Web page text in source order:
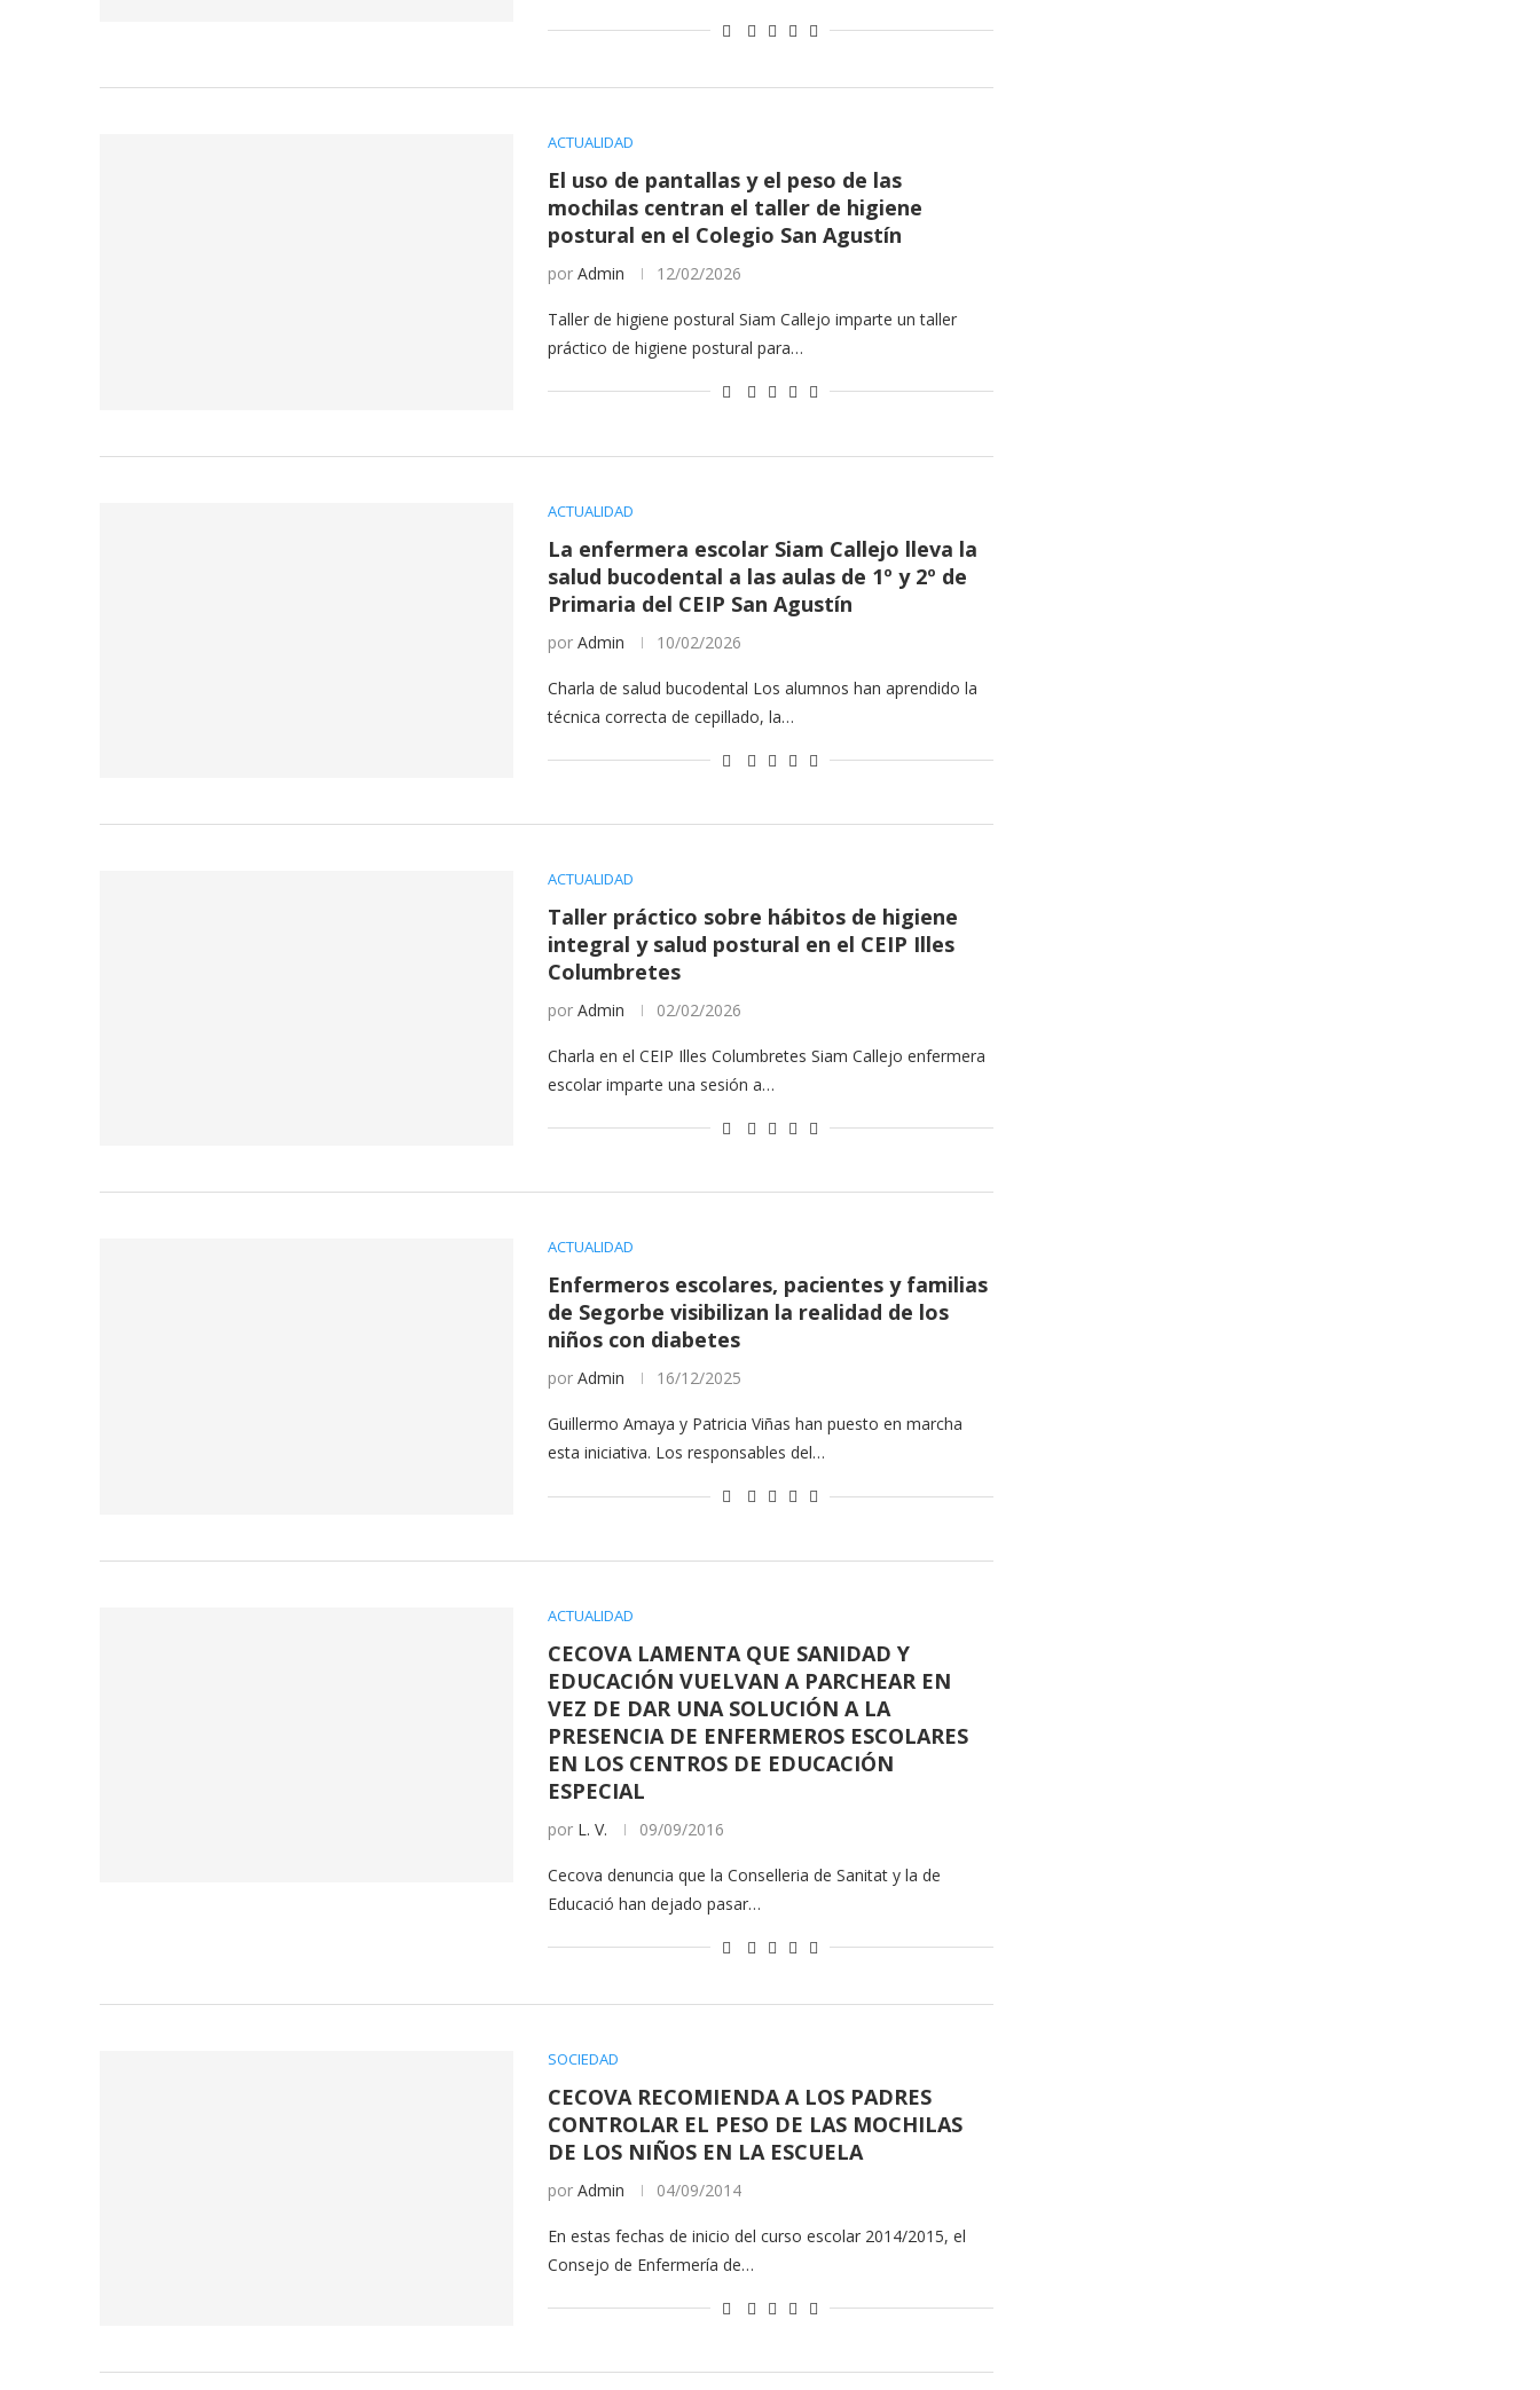
ACTUALIDAD
El uso de pantallas y el peso de las
mochilas centran el taller de higiene
postural en el Colegio San Agustín
por Admin 12/02/2026
Taller de higiene postural Siam Callejo imparte un taller
práctico de higiene postural para…
ACTUALIDAD
La enfermera escolar Siam Callejo lleva la
salud bucodental a las aulas de 1º y 2º de
Primaria del CEIP San Agustín
por Admin 10/02/2026
Charla de salud bucodental Los alumnos han aprendido la
técnica correcta de cepillado, la…
ACTUALIDAD
Taller práctico sobre hábitos de higiene
integral y salud postural en el CEIP Illes
Columbretes
por Admin 02/02/2026
Charla en el CEIP Illes Columbretes Siam Callejo enfermera
escolar imparte una sesión a…
ACTUALIDAD
Enfermeros escolares, pacientes y familias
de Segorbe visibilizan la realidad de los
niños con diabetes
por Admin 16/12/2025
Guillermo Amaya y Patricia Viñas han puesto en marcha
esta iniciativa. Los responsables del…
ACTUALIDAD
CECOVA LAMENTA QUE SANIDAD Y
EDUCACIÓN VUELVAN A PARCHEAR EN
VEZ DE DAR UNA SOLUCIÓN A LA
PRESENCIA DE ENFERMEROS ESCOLARES
EN LOS CENTROS DE EDUCACIÓN
ESPECIAL
por L. V. 09/09/2016
Cecova denuncia que la Conselleria de Sanitat y la de
Educació han dejado pasar…
SOCIEDAD
CECOVA RECOMIENDA A LOS PADRES
CONTROLAR EL PESO DE LAS MOCHILAS
DE LOS NIÑOS EN LA ESCUELA
por Admin 04/09/2014
En estas fechas de inicio del curso escolar 2014/2015, el
Consejo de Enfermería de…